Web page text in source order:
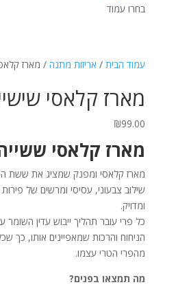
בחרו עמוד
עמוד הבית/ אריזות מתנה/ מארז
מארז קלאסי
₪99.00
מארז קלאסי
מארז קלאסי ומפנק שמציג את ששת
שילוב צבעוני, עסיסי ומרשים של
ומדויק.
כל פרי עובר תהליך ייבוש עדין
הניחוח והרכות שמאפיינים אותו, כך
מהפרי הטרי עצמו.
מה תמצאו בפנים?